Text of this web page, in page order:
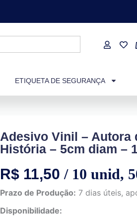
ETIQUETA DE SEGURANÇA
Adesivo Vinil – Autora
História – 5cm diam –
R$ 11,50 / 10 unid,
Prazo de Produção: 7 dias úteis,
Disponibilidade: